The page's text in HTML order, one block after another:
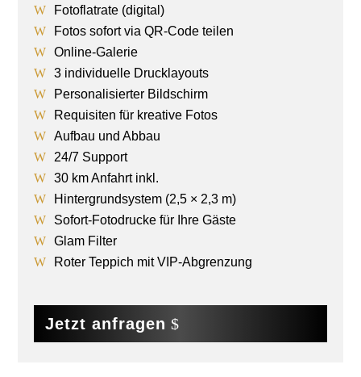
Fotoflatrate (digital)
Fotos sofort via QR-Code teilen
Online-Galerie
3 individuelle Drucklayouts
Personalisierter Bildschirm
Requisiten für kreative Fotos
Aufbau und Abbau
24/7 Support
30 km Anfahrt inkl.
Hintergrundsystem (2,5 × 2,3 m)
Sofort-Fotodrucke für Ihre Gäste
Glam Filter
Roter Teppich mit VIP-Abgrenzung
Jetzt anfragen